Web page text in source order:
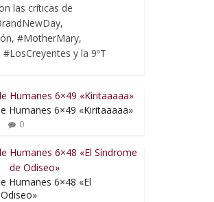
las críticas de
#MotherMary,
y la 9ºT
Humanes 6×49 «Kiritaaaaa»
0
Humanes 6×48 «El